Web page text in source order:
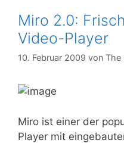
Miro 2.0:
Video-Player
10. Februar 2009 von The
Miro ist einer der
Player mit